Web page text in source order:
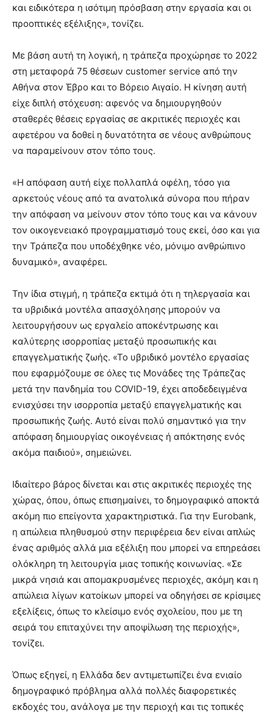
και ειδικότερα η ισότιμη πρόσβαση στην εργασία και οι
προοπτικές εξέλιξης», τονίζει.
Με βάση αυτή τη λογική, η τράπεζα προχώρησε το 2022
στη μεταφορά 75 θέσεων customer service από την
Αθήνα στον Έβρο και το Βόρειο Αιγαίο. Η κίνηση αυτή
είχε διπλή στόχευση: αφενός να δημιουργηθούν
σταθερές θέσεις εργασίας σε ακριτικές περιοχές και
αφετέρου να δοθεί η δυνατότητα σε νέους ανθρώπους
να παραμείνουν στον τόπο τους.
«Η απόφαση αυτή είχε πολλαπλά οφέλη, τόσο για
αρκετούς νέους από τα ανατολικά σύνορα που πήραν
την απόφαση να μείνουν στον τόπο τους και να κάνουν
τον οικογενειακό προγραμματισμό τους εκεί, όσο και για
την Τράπεζα που υποδέχθηκε νέο, μόνιμο ανθρώπινο
δυναμικό», αναφέρει.
Την ίδια στιγμή, η τράπεζα εκτιμά ότι η τηλεργασία και
τα υβριδικά μοντέλα απασχόλησης μπορούν να
λειτουργήσουν ως εργαλείο αποκέντρωσης και
καλύτερης ισορροπίας μεταξύ προσωπικής και
επαγγελματικής ζωής. «Το υβριδικό μοντέλο εργασίας
που εφαρμόζουμε σε όλες τις Μονάδες της Τράπεζας
μετά την πανδημία του COVID-19, έχει αποδεδειγμένα
ενισχύσει την ισορροπία μεταξύ επαγγελματικής και
προσωπικής ζωής. Αυτό είναι πολύ σημαντικό για την
απόφαση δημιουργίας οικογένειας ή απόκτησης ενός
ακόμα παιδιού», σημειώνει.
Ιδιαίτερο βάρος δίνεται και στις ακριτικές περιοχές της
χώρας, όπου, όπως επισημαίνει, το δημογραφικό αποκτά
ακόμη πιο επείγοντα χαρακτηριστικά. Για την Eurobank,
η απώλεια πληθυσμού στην περιφέρεια δεν είναι απλώς
ένας αριθμός αλλά μια εξέλιξη που μπορεί να επηρεάσει
ολόκληρη τη λειτουργία μιας τοπικής κοινωνίας. «Σε
μικρά νησιά και απομακρυσμένες περιοχές, ακόμη και η
απώλεια λίγων κατοίκων μπορεί να οδηγήσει σε κρίσιμες
εξελίξεις, όπως το κλείσιμο ενός σχολείου, που με τη
σειρά του επιταχύνει την αποψίλωση της περιοχής»,
τονίζει.
Όπως εξηγεί, η Ελλάδα δεν αντιμετωπίζει ένα ενιαίο
δημογραφικό πρόβλημα αλλά πολλές διαφορετικές
εκδοχές του, ανάλογα με την περιοχή και τις τοπικές